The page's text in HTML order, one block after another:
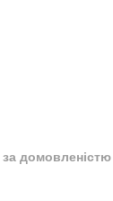
за домовленістю